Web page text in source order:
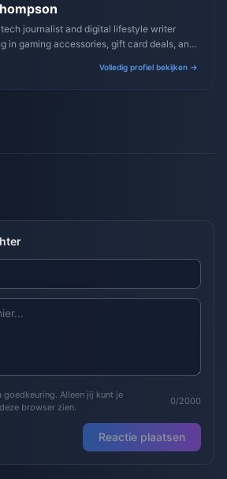
journalist and digital lifestyle writer
in gaming accessories, gift card deals, and
Volledig profiel bekijken →
Alleen jij kunt je
browser zien.
0/2000
Reactie plaatsen